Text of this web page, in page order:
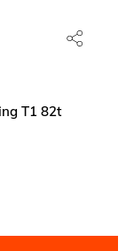
T1 82t